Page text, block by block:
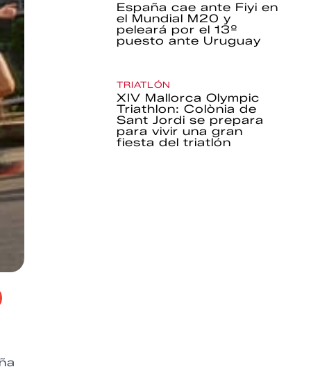
España cae ante Fiyi en
el Mundial M20 y
peleará por el 13º
puesto ante Uruguay
TRIATLÓN
XIV Mallorca Olympic
Triathlon: Colònia de
Sant Jordi se prepara
para vivir una gran
fiesta del triatlón